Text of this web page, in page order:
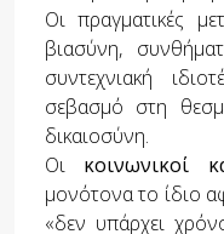
Οι πραγματικές
βιασύνη,
συντεχνιακή
σεβασμό στη
δικαιοσύνη.
Οι κοινωνικοί
μονότονα το ίδιο
«δεν υπάρχει